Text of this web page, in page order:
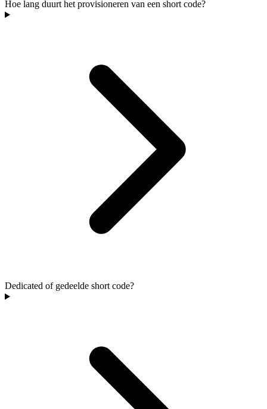
Hoe lang duurt het provisioneren van een short code?
Dedicated of gedeelde short code?